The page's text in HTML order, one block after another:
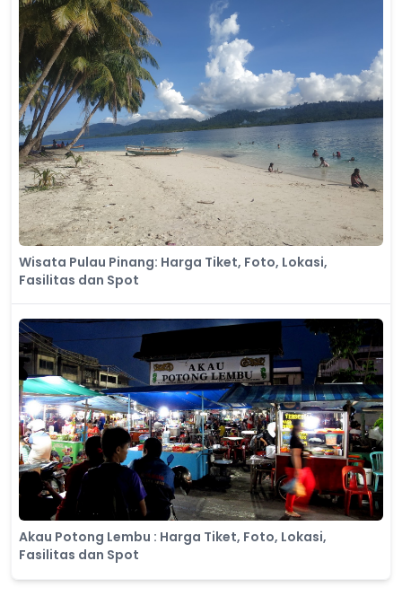
Wisata Pulau Pinang: Harga Tiket, Foto, Lokasi,
Fasilitas dan Spot
Akau Potong Lembu : Harga Tiket, Foto, Lokasi,
Fasilitas dan Spot